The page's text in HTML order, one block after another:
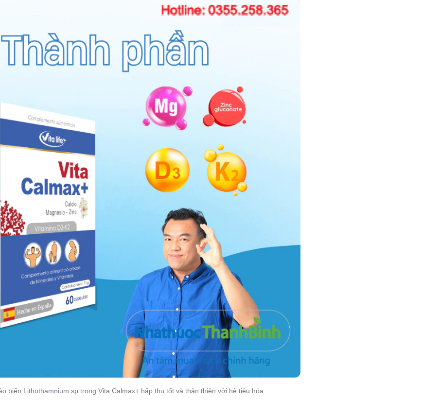
biển Lithothamnium sp trong Vita Calmax+ hấp thu tốt và thân thiện với hệ tiêu hóa